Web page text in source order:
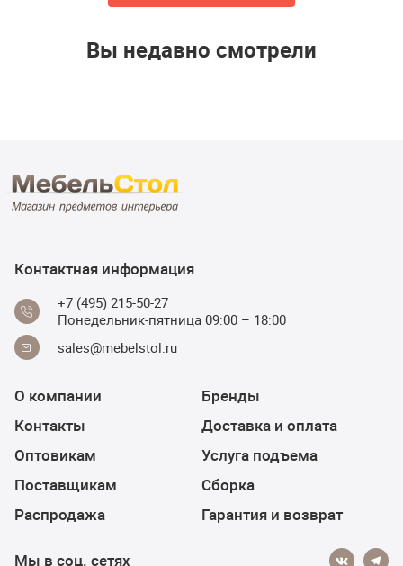
Вы недавно смотрели
Контактная информация
+7 (495) 215-50-27
Понедельник-пятница 09:00 – 18:00
sales@mebelstol.ru
О компании
Контакты
Оптовикам
Поставщикам
Распродажа
Бренды
Доставка и оплата
Услуга подъема
Сборка
Гарантия и возврат
Мы в соц. сетях